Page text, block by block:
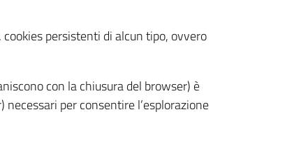
persistenti di alcun tipo, ovvero
con la chiusura del browser) è
per consentire l’esplorazione